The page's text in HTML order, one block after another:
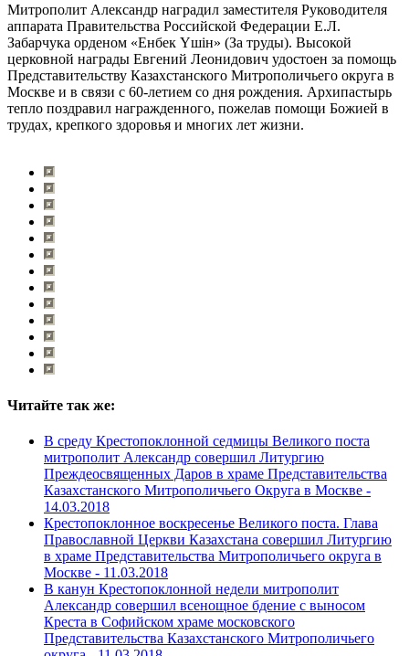
Митрополит Александр наградил заместителя Руководителя
аппарата Правительства Российской Федерации Е.Л.
Забарчука орденом «Енбек Үшiн» (За труды). Высокой
церковной награды Евгений Леонидович удостоен за помощь
Представительству Казахстанского Митрополичьего округа в
Москве и в связи с 60-летием со дня рождения. Архипастырь
тепло поздравил награжденного, пожелав помощи Божией в
трудах, крепкого здоровья и многих лет жизни.
Читайте так же:
В среду Крестопоклонной седмицы Великого поста
митрополит Александр совершил Литургию
Преждеосвященных Даров в храме Представительства
Казахстанского Митрополичьего Округа в Москве -
14.03.2018
Крестопоклонное воскресенье Великого поста. Глава
Православной Церкви Казахстана совершил Литургию
в храме Представительства Митрополичьего округа в
Москве - 11.03.2018
В канун Крестопоклонной недели митрополит
Александр совершил всенощное бдение с выносом
Креста в Софийском храме московского
Представительства Казахстанского Митрополичьего